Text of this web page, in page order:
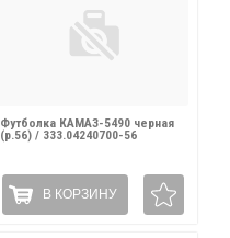
Футболка КАМАЗ-5490 черная
(р.56) / 333.04240700-56
В КОРЗИНУ